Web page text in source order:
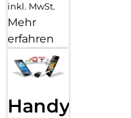
inkl. MwSt.
Mehr
erfahren
Handy